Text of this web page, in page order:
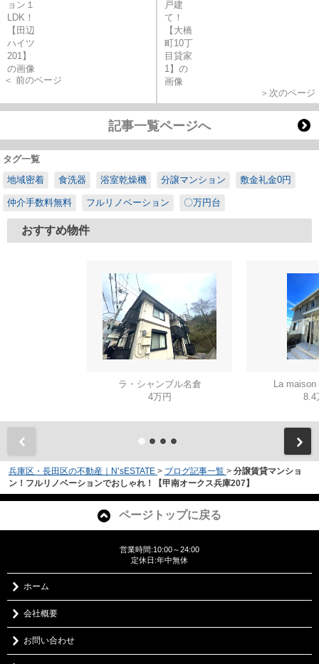
＜ 前のページ
＞次のページ
記事一覧ページへ
タグ一覧
地域密着
食洗器 浴室乾燥機 分譲マンション 敷金礼金0円
仲介手数料無料 フルリノベーション 〇万円台
おすすめ物件
ラ・シャンブル名倉
4万円
La maison
8.4
兵庫区・長田区の不動産｜N’sESTATE > ブログ記事一覧 > 分譲賃貸マンショ
ン！フルリノベーションでおしゃれ！【甲南オークス兵庫207】
ページトップに戻る
営業時間:10:00～24:00
定休日:年中無休
ホーム
会社概要
お問い合わせ